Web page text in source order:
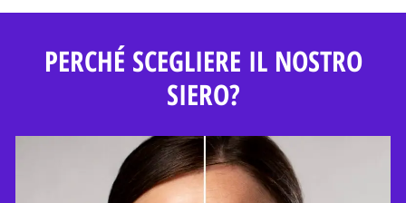
PERCHÉ SCEGLIERE IL NOSTRO
SIERO?